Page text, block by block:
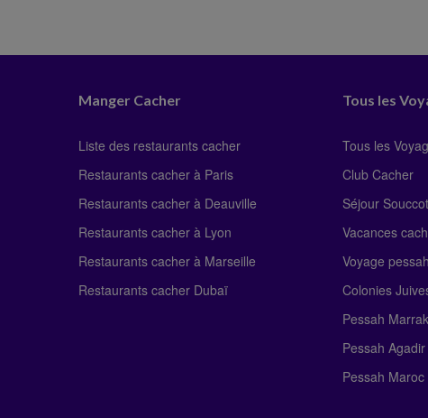
Manger Cacher
Liste des restaurants cacher
Restaurants cacher à Paris
Restaurants cacher à Deauville
Restaurants cacher à Lyon
Restaurants cacher à Marseille
Restaurants cacher Dubaï
Tous les
Tous les
Club Cacher
Séjour Souccot
Vacances
Voyage
Colonies
Pessah
Pessah
Pessah Maroc